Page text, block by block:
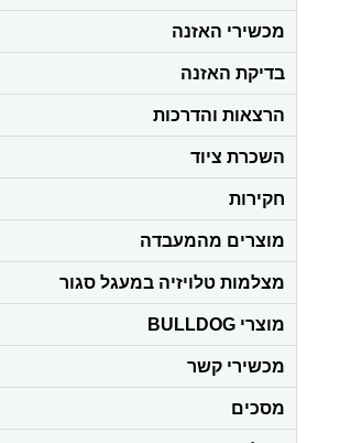
מכשירי האזנה
בדיקת האזנה
הרצאות והדרכות
השכרת ציוד
חקירות
מוצרים מהמעבדה
מצלמות טלויזיה במעגל סגור
מוצרי BULLDOG
מכשירי קשר
מסכים